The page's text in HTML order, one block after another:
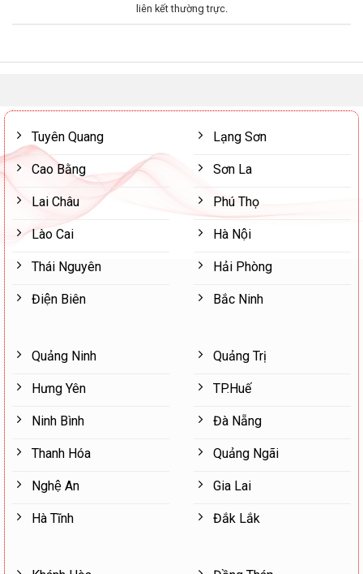
liên kết thường trực.
Tuyên Quang
Cao Bằng
Lai Châu
Lào Cai
Thái Nguyên
Điện Biên
Lạng Sơn
Sơn La
Phú Thọ
Hà Nội
Hải Phòng
Bắc Ninh
Quảng Ninh
Hưng Yên
Ninh Bình
Thanh Hóa
Nghệ An
Hà Tĩnh
Quảng Trị
TP.Huế
Đà Nẵng
Quảng Ngãi
Gia Lai
Đắk Lắk